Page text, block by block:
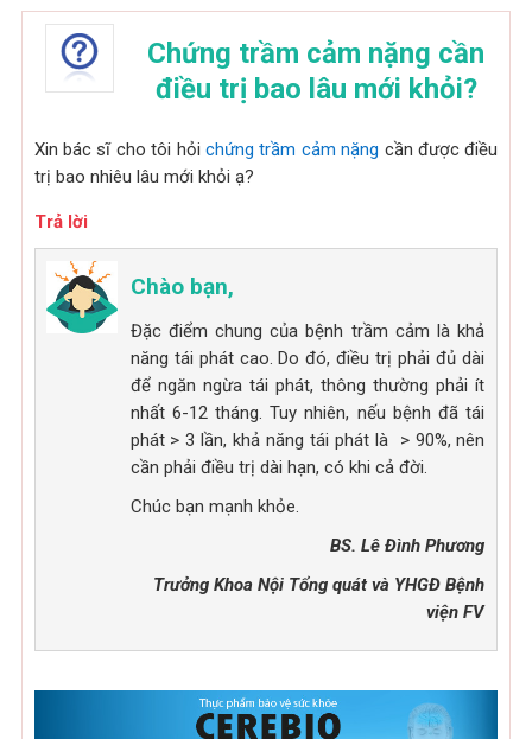
Chứng trầm cảm nặng cần
điều trị bao lâu mới khỏi?
Xin bác sĩ cho tôi hỏi chứng trầm cảm nặng cần được điều
trị bao nhiêu lâu mới khỏi ạ?
Trả lời
Chào bạn,
Đặc điểm chung của bệnh trầm cảm là khả
năng tái phát cao. Do đó, điều trị phải đủ dài
để ngăn ngừa tái phát, thông thường phải ít
nhất 6-12 tháng. Tuy nhiên, nếu bệnh đã tái
phát > 3 lần, khả năng tái phát là > 90%, nên
cần phải điều trị dài hạn, có khi cả đời.
Chúc bạn mạnh khỏe.
BS. Lê Đình Phương
Trưởng Khoa Nội Tổng quát và YHGĐ Bệnh
viện FV